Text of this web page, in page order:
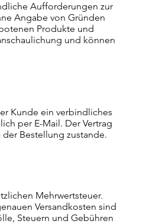
Aufforderungen zur
Angabe von Gründen
Produkte und
und können
Kunde ein verbindliches
per E-Mail. Der Vertrag
Bestellung zustande.
Mehrwertsteuer.
Versandkosten sind
Steuern und Gebühren